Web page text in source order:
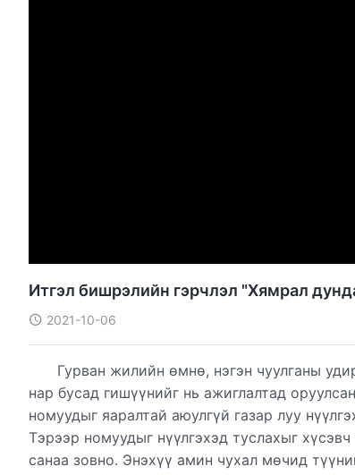
Итгэл бишрэлийн гэрчлэл "Хямрал
2021-10-06
Гурван жилийн өмнө, нэгэн чуулганы
нар бусад гишүүнийг нь ажиглалтад
номуудыг яаралтай аюулгүй газар луу
Тэрээр номуудыг нүүлгэхэд туслахыг
санаа зовно. Энэхүү амин чухал мөчид